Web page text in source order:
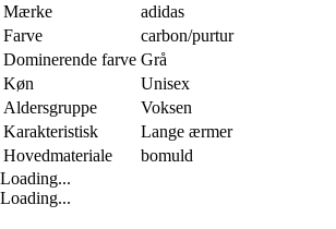
Mærke
adidas
Farve
carbon/purtur
Dominerende farve Grå
Køn
Unisex
Aldersgruppe
Voksen
Karakteristisk
Lange ærmer
Hovedmateriale
bomuld
Loading...
Loading...